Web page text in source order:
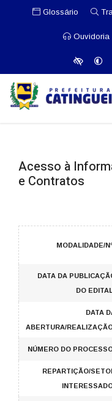
Glossário
Ouvidoria
Acesso à
e Contratos
MODALIDADE/
DATA DA
DO
DATA
ABERTURA/
NÚMERO DO
REPARTIÇÃO/